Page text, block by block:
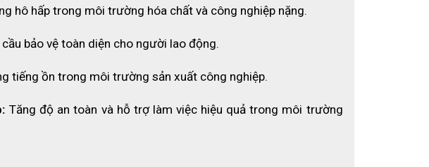
hô hấp trong môi trường hóa chất và công nghiệp nặng.
bảo vệ toàn diện cho người lao động.
tiếng ồn trong môi trường sản xuất công nghiệp.
Tăng độ an toàn và hỗ trợ làm việc hiệu quả trong môi trường